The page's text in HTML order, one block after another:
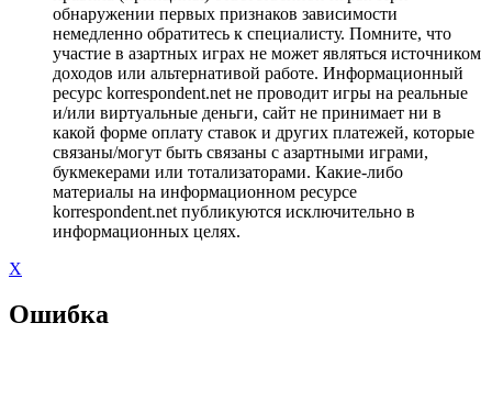
обнаружении первых признаков зависимости
немедленно обратитесь к специалисту. Помните, что
участие в азартных играх не может являться источником
доходов или альтернативой работе. Информационный
ресурс korrespondent.net не проводит игры на реальные
и/или виртуальные деньги, сайт не принимает ни в
какой форме оплату ставок и других платежей, которые
связаны/могут быть связаны с азартными играми,
букмекерами или тотализаторами. Какие-либо
материалы на информационном ресурсе
korrespondent.net публикуются исключительно в
информационных целях.
X
Ошибка